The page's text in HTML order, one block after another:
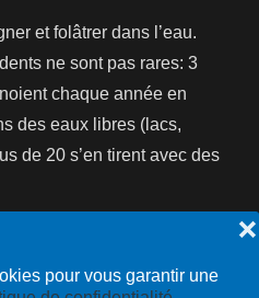
pour vous garantir une
❌
et folâtrer dans l’eau.
ne sont pas rares: 3
chaque année en
des eaux libres (lacs,
de 20 s’en tirent avec des